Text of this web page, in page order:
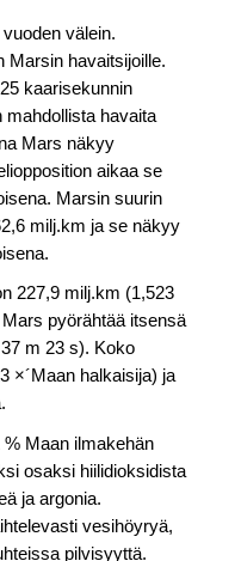
välein.
Marsin havaitsijoille.
kaarisekunnin
mahdollista havaita
Mars näkyy
aikaa se
Marsin suurin
milj.km ja se näkyy
227,9 milj.km (1,523
pyörähtää itsensä
m 23 s). Koko
×´Maan halkaisija) ja
Maan ilmakehän
osaksi hiilidioksidista
ja argonia.
vesihöyryä,
pilvisyyttä.